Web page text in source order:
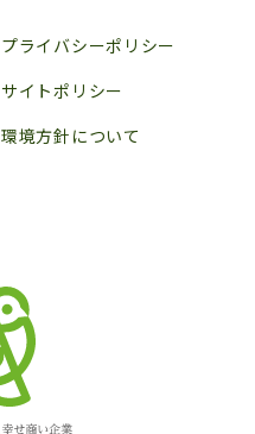
プライバシーポリシー
サイトポリシー
環境方針について